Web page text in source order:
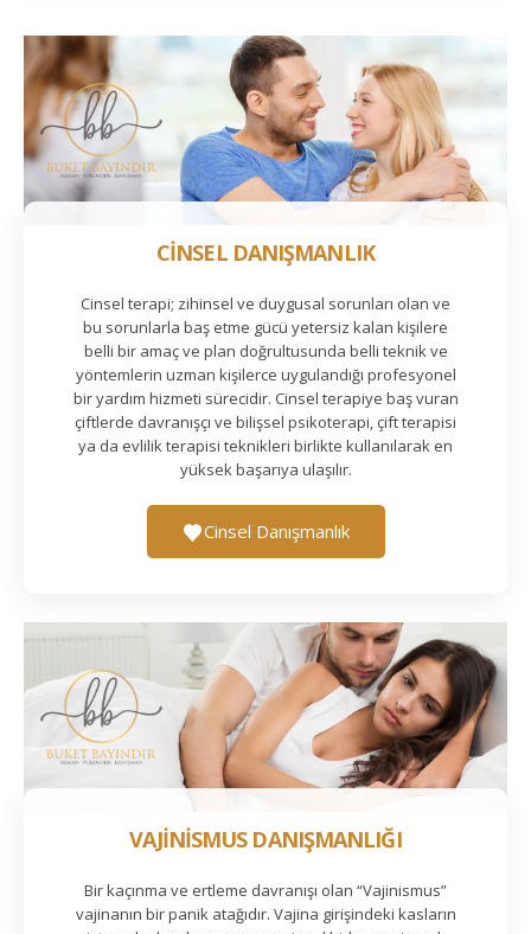
CİNSEL DANIŞMANLIK
Cinsel terapi; zihinsel ve duygusal sorunları olan ve
bu sorunlarla baş etme gücü yetersiz kalan kişilere
belli bir amaç ve plan doğrultusunda belli teknik ve
yöntemlerin uzman kişilerce uygulandığı profesyonel
bir yardım hizmeti sürecidir. Cinsel terapiye baş vuran
çiftlerde davranışçı ve bilişsel psikoterapi, çift terapisi
ya da evlilik terapisi teknikleri birlikte kullanılarak en
yüksek başarıya ulaşılır.
Cinsel Danışmanlık
VAJİNİSMUS DANIŞMANLIĞI
Bir kaçınma ve ertleme davranışı olan “Vajinismus”
vajinanın bir panik atağıdır. Vajina girişindeki kasların